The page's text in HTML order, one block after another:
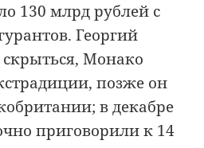
130 млрд рублей с
Георгий
Монако
позже он
в декабре
приговорили к 14